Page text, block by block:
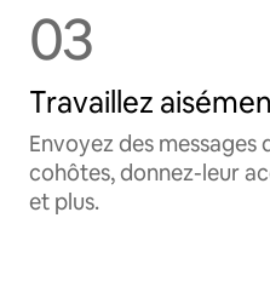
03
Travaillez
Envoyez des
cohôtes, donnez-leur
et plus.